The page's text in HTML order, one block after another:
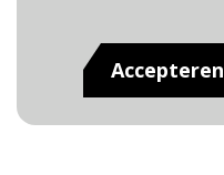
Accepteren